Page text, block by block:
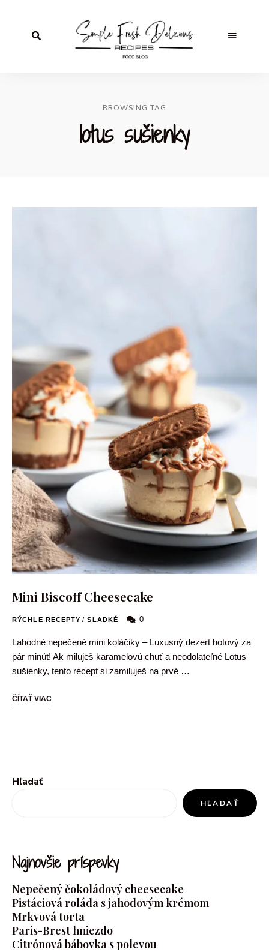
BROWSING TAG
lotus sušienky
Mini Biscoff Cheesecake
RÝCHLE RECEPTY / SLADKÉ 0
Lahodné nepečené mini koláčiky – Luxusný dezert hotový za
pár minút! Ak miluješ karamelovú chuť a neodolateľné Lotus
sušienky, tento recept si zamiluješ na prvé …
ČÍTAŤ VIAC
Hľadať
HĽADAŤ
Najnovšie príspevky
Nepečený čokoládový cheesecake
Pistáciová roláda s jahodovým krémom
Mrkvová torta
Paris-Brest hniezdo
Citrónová bábovka s polevou